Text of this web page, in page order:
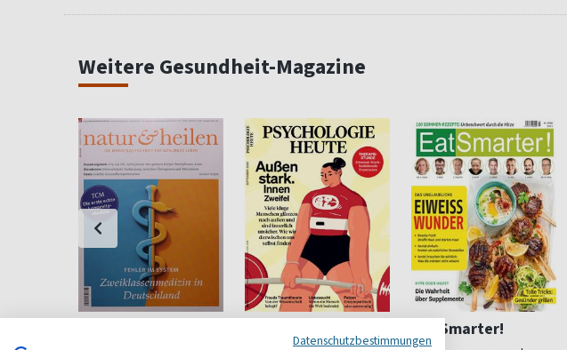
Weitere Gesundheit-Magazine
Eat Smarter!
Datenschutzbestimmungen